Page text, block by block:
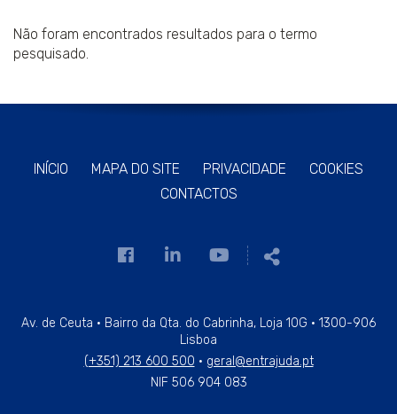
Não foram encontrados resultados para o termo
pesquisado.
INÍCIO MAPA DO SITE PRIVACIDADE
COOKIES
CONTACTOS
Link
página
de
Facebook
Link
página
de
Linkedin
Link
página
de
Youtube
Av. de Ceuta · Bairro da Qta. do Cabrinha, Loja 10G · 1300-906
Lisboa
(+351) 213 600 500 · geral@entrajuda.pt
NIF 506 904 083